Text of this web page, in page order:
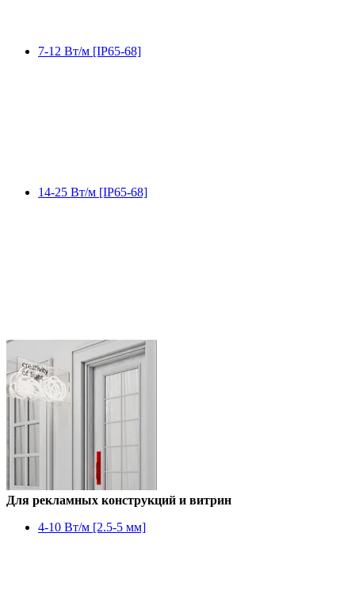
7-12 Вт/м [IP65-68]
14-25 Вт/м [IP65-68]
Для рекламных конструкций и витрин
4-10 Вт/м [2.5-5 мм]